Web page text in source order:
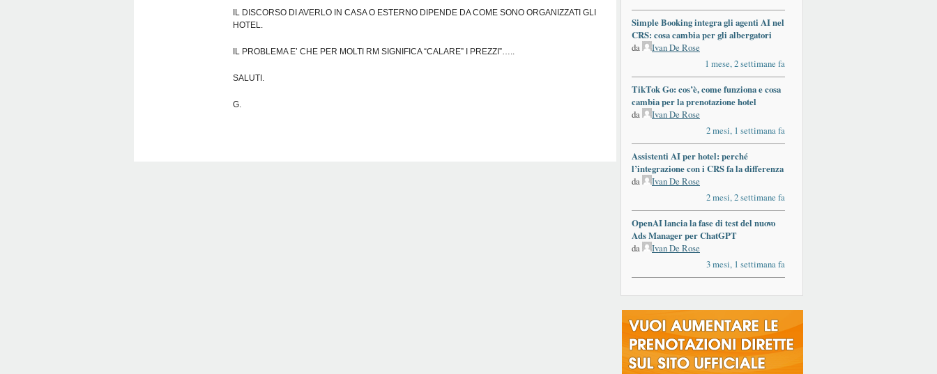
IL DISCORSO DI AVERLO IN CASA O ESTERNO DIPENDE DA COME SONO ORGANIZZATI GLI
HOTEL.
IL PROBLEMA E’ CHE PER MOLTI RM SIGNIFICA “CALARE” I PREZZI”…..
SALUTI.
G.
Simple Booking integra gli agenti AI nel
CRS: cosa cambia per gli albergatori
da
Ivan De Rose
1 mese, 2 settimane fa
TikTok Go: cos’è, come funziona e cosa
cambia per la prenotazione hotel
da
Ivan De Rose
2 mesi, 1 settimana fa
Assistenti AI per hotel: perché
l’integrazione con i CRS fa la differenza
da
Ivan De Rose
2 mesi, 2 settimane fa
OpenAI lancia la fase di test del nuovo
Ads Manager per ChatGPT
da
Ivan De Rose
3 mesi, 1 settimana fa